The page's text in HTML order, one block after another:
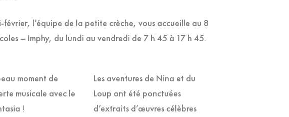
février, l’équipe de la petite crèche, vous accueille au 8
– Imphy, du lundi au vendredi de 7 h 45 à 17 h 45.
moment de
musicale avec le
!
Les aventures de Nina et du
Loup ont été ponctuées
d’extraits d’œuvres célèbres